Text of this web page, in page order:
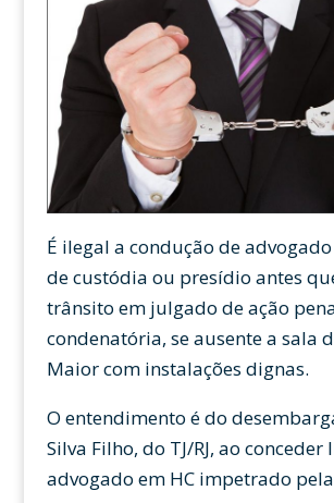
É ilegal a condução de
de custódia ou presídio antes
trânsito em julgado de ação
condenatória, se ausente a sala
Maior com instalações dignas.
O entendimento é do
Silva Filho, do TJ/RJ, ao
advogado em HC impetrado pela